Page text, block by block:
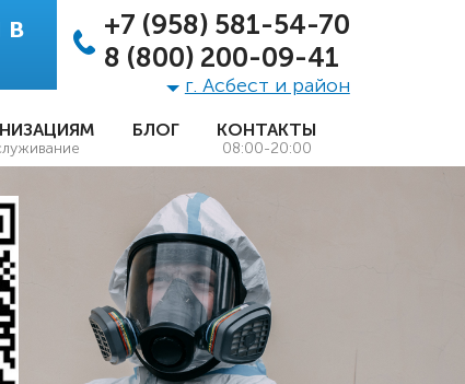
в
+7 (958) 581-54-70
8 (800) 200-09-41
г. Асбест и район
БЛОГ КОНТАКТЫ
08:00-20:00